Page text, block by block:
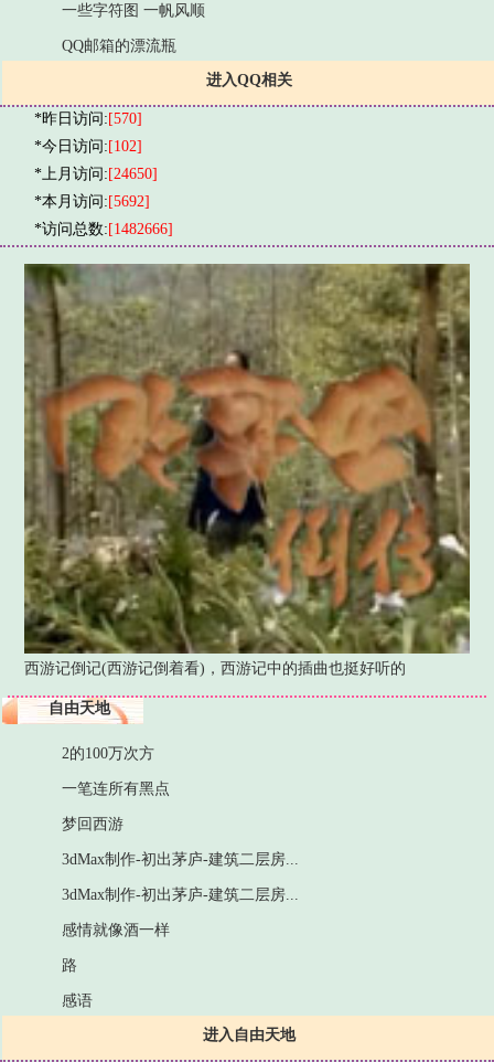
进入QQ相关
一些字符图 一帆风顺
QQ邮箱的漂流瓶
*昨日访问: [570]
*今日访问: [102]
*上月访问: [24650]
*本月访问: [5692]
*访问总数: [1482666]
西游记倒记(西游记倒着看)，西游记中的插曲也挺好听的
自由天地
进入自由天地
2的100万次方
一笔连所有黑点
梦回西游
3dMax制作-初出茅庐-建筑二层房...
3dMax制作-初出茅庐-建筑二层房...
感情就像酒一样
路
感语